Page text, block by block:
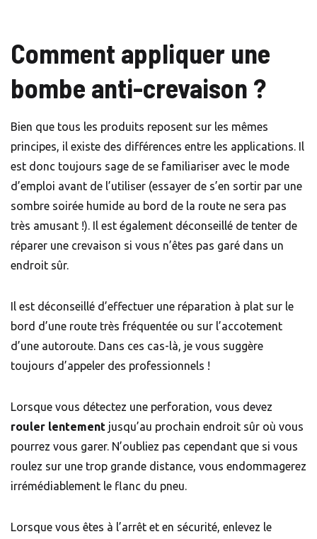
Comment appliquer une
bombe anti-crevaison ?
Bien que tous les produits reposent sur les mêmes
principes, il existe des différences entre les applications. Il
est donc toujours sage de se familiariser avec le mode
d’emploi avant de l’utiliser (essayer de s’en sortir par une
sombre soirée humide au bord de la route ne sera pas
très amusant !). Il est également déconseillé de tenter de
réparer une crevaison si vous n’êtes pas garé dans un
endroit sûr.
Il est déconseillé d’effectuer une réparation à plat sur le
bord d’une route très fréquentée ou sur l’accotement
d’une autoroute. Dans ces cas-là, je vous suggère
toujours d’appeler des professionnels !
Lorsque vous détectez une perforation, vous devez
rouler lentement jusqu’au prochain endroit sûr où vous
pourrez vous garer. N’oubliez pas cependant que si vous
roulez sur une trop grande distance, vous endommagerez
irrémédiablement le flanc du pneu.
Lorsque vous êtes à l’arrêt et en sécurité, enlevez le